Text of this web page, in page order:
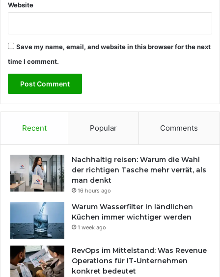
Website
Save my name, email, and website in this browser for the next
time I comment.
Recent Popular Comments
Nachhaltig reisen: Warum die Wahl
der richtigen Tasche mehr verrät, als
man denkt
16 hours ago
Warum Wasserfilter in ländlichen
Küchen immer wichtiger werden
1 week ago
RevOps im Mittelstand: Was Revenue
Operations für IT-Unternehmen
konkret bedeutet